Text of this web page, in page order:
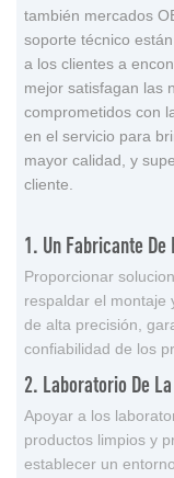
también mercados
soporte técnico
a los clientes a
mejor satisfagan las
comprometidos con
en el servicio para
mayor calidad, y
cliente.
1. Un Fabricante
Proporcionar
respaldar el montaje
de alta precisión,
confiabilidad de los
2. Laboratorio De
Apoyar a los
productos limpios y
establecer un